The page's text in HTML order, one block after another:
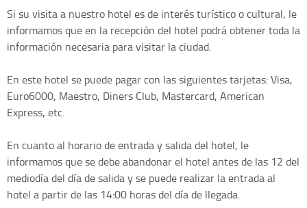
Si su visita a nuestro hotel es de interés turístico o cultural, le
informamos que en la recepción del hotel podrá obtener toda la
información necesaria para visitar la ciudad.
En este hotel se puede pagar con las siguientes tarjetas: Visa,
Euro6000, Maestro, Diners Club, Mastercard, American
Express, etc.
En cuanto al horario de entrada y salida del hotel, le
informamos que se debe abandonar el hotel antes de las 12 del
mediodía del día de salida y se puede realizar la entrada al
hotel a partir de las 14:00 horas del día de llegada.